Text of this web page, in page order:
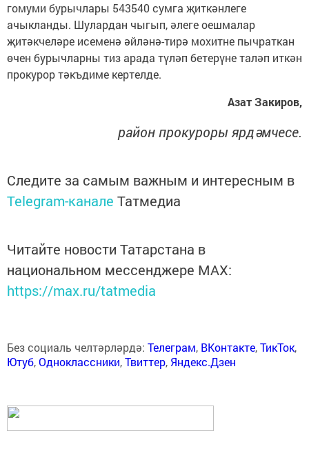
гомуми бурычлары 543540 сумга җиткәнлеге
ачыкланды. Шулардан чыгып, әлеге оеш­малар
җитәкчеләре исеменә әйләнә-тирә мохитне пычраткан
өчен бурычларны тиз арада түләп бе­терүне таләп иткән
прокурор тәкъдиме кертелде.
Азат Закиров,
район прокуроры ярдәмчесе.
Следите за самым важным и интересным в
Telegram-канале Татмедиа
Читайте новости Татарстана в
национальном мессенджере MАХ:
https://max.ru/tatmedia
Без социаль челтәрләрдә: Телеграм, ВКонтакте,ТикТок,
Ютуб,Одноклассники,Твиттер, Яндекс.Дзен